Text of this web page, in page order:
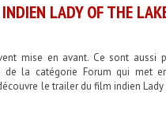
LADY OF THE
mise en avant. Ce sont aussi
de la catégorie Forum qui met
le trailer du film indien